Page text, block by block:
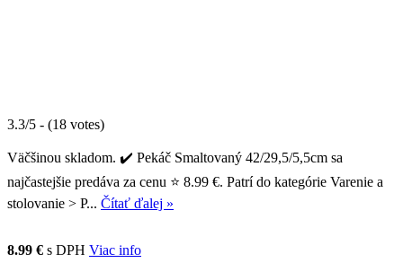
3.3/5 - (18 votes)
Väčšinou skladom. ✔️ Pekáč Smaltovaný 42/29,5/5,5cm sa
najčastejšie predáva za cenu ⭐ 8.99 €. Patrí do kategórie Varenie a
stolovanie > P... Čítať ďalej »
8.99 € s DPH Viac info